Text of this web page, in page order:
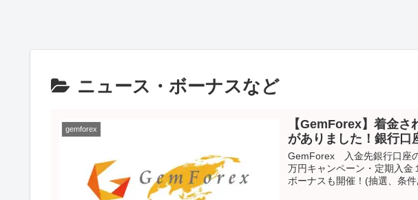
ニュース・ボーナスなど
gemforex
【GemForex】着金
がありました！銀行口
GemForex 入金先銀行口座
万円キャンペーン・定期入金
ボーナスも開催！(抽選、条